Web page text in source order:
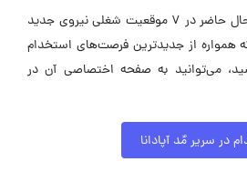
سریر مٌد آپادانا در حال حاضر در ۷ موقعیت شغلی نیروی جدید
همواره از جدیدترین فرصت‌های استخدام
می‌توانید به صفحه اختصاصی آن در
سریر مٌد آپادانا